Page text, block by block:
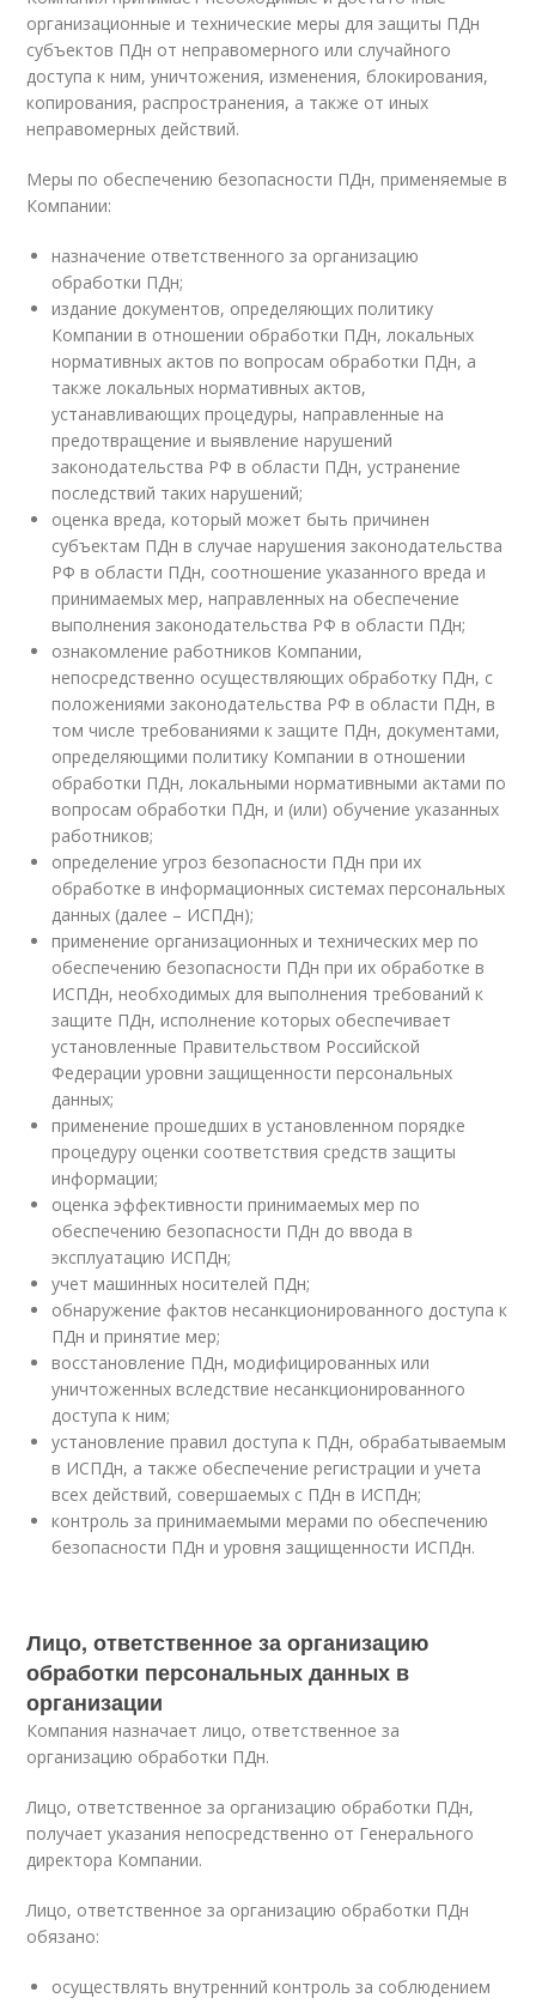
организационные и технические меры для защиты ПДн
субъектов ПДн от неправомерного или случайного
доступа к ним, уничтожения, изменения, блокирования,
копирования, распространения, а также от иных
неправомерных действий.
Меры по обеспечению безопасности ПДн, применяемые в
Компании:
назначение ответственного за организацию
обработки ПДн;
издание документов, определяющих политику
Компании в отношении обработки ПДн, локальных
нормативных актов по вопросам обработки ПДн, а
также локальных нормативных актов,
устанавливающих процедуры, направленные на
предотвращение и выявление нарушений
законодательства РФ в области ПДн, устранение
последствий таких нарушений;
оценка вреда, который может быть причинен
субъектам ПДн в случае нарушения законодательства
РФ в области ПДн, соотношение указанного вреда и
принимаемых мер, направленных на обеспечение
выполнения законодательства РФ в области ПДн;
ознакомление работников Компании,
непосредственно осуществляющих обработку ПДн, с
положениями законодательства РФ в области ПДн, в
том числе требованиями к защите ПДн, документами,
определяющими политику Компании в отношении
обработки ПДн, локальными нормативными актами по
вопросам обработки ПДн, и (или) обучение указанных
работников;
определение угроз безопасности ПДн при их
обработке в информационных системах персональных
данных (далее – ИСПДн);
применение организационных и технических мер по
обеспечению безопасности ПДн при их обработке в
ИСПДн, необходимых для выполнения требований к
защите ПДн, исполнение которых обеспечивает
установленные Правительством Российской
Федерации уровни защищенности персональных
данных;
применение прошедших в установленном порядке
процедуру оценки соответствия средств защиты
информации;
оценка эффективности принимаемых мер по
обеспечению безопасности ПДн до ввода в
эксплуатацию ИСПДн;
учет машинных носителей ПДн;
обнаружение фактов несанкционированного доступа к
ПДн и принятие мер;
восстановление ПДн, модифицированных или
уничтоженных вследствие несанкционированного
доступа к ним;
установление правил доступа к ПДн, обрабатываемым
в ИСПДн, а также обеспечение регистрации и учета
всех действий, совершаемых с ПДн в ИСПДн;
контроль за принимаемыми мерами по обеспечению
безопасности ПДн и уровня защищенности ИСПДн.
Лицо, ответственное за организацию
обработки персональных данных в
организации
Компания назначает лицо, ответственное за
организацию обработки ПДн.
Лицо, ответственное за организацию обработки ПДн,
получает указания непосредственно от Генерального
директора Компании.
Лицо, ответственное за организацию обработки ПДн
обязано:
осуществлять внутренний контроль за соблюдением